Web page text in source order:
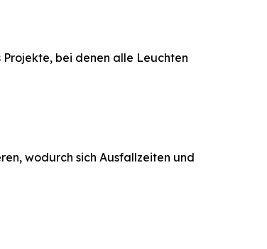
Projekte, bei denen alle Leuchten
wodurch sich Ausfallzeiten und